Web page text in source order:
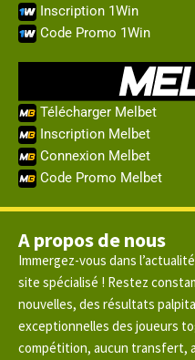
Inscription 1Win
Code Promo 1Win
Télécharger Melbet
Inscription Melbet
Connexion Melbet
Code Promo Melbet
A propos de nous
Immergez-vous dans
site spécialisé ! Restez
nouvelles, des résultats
exceptionnelles des joueurs
compétition, aucun transfert,